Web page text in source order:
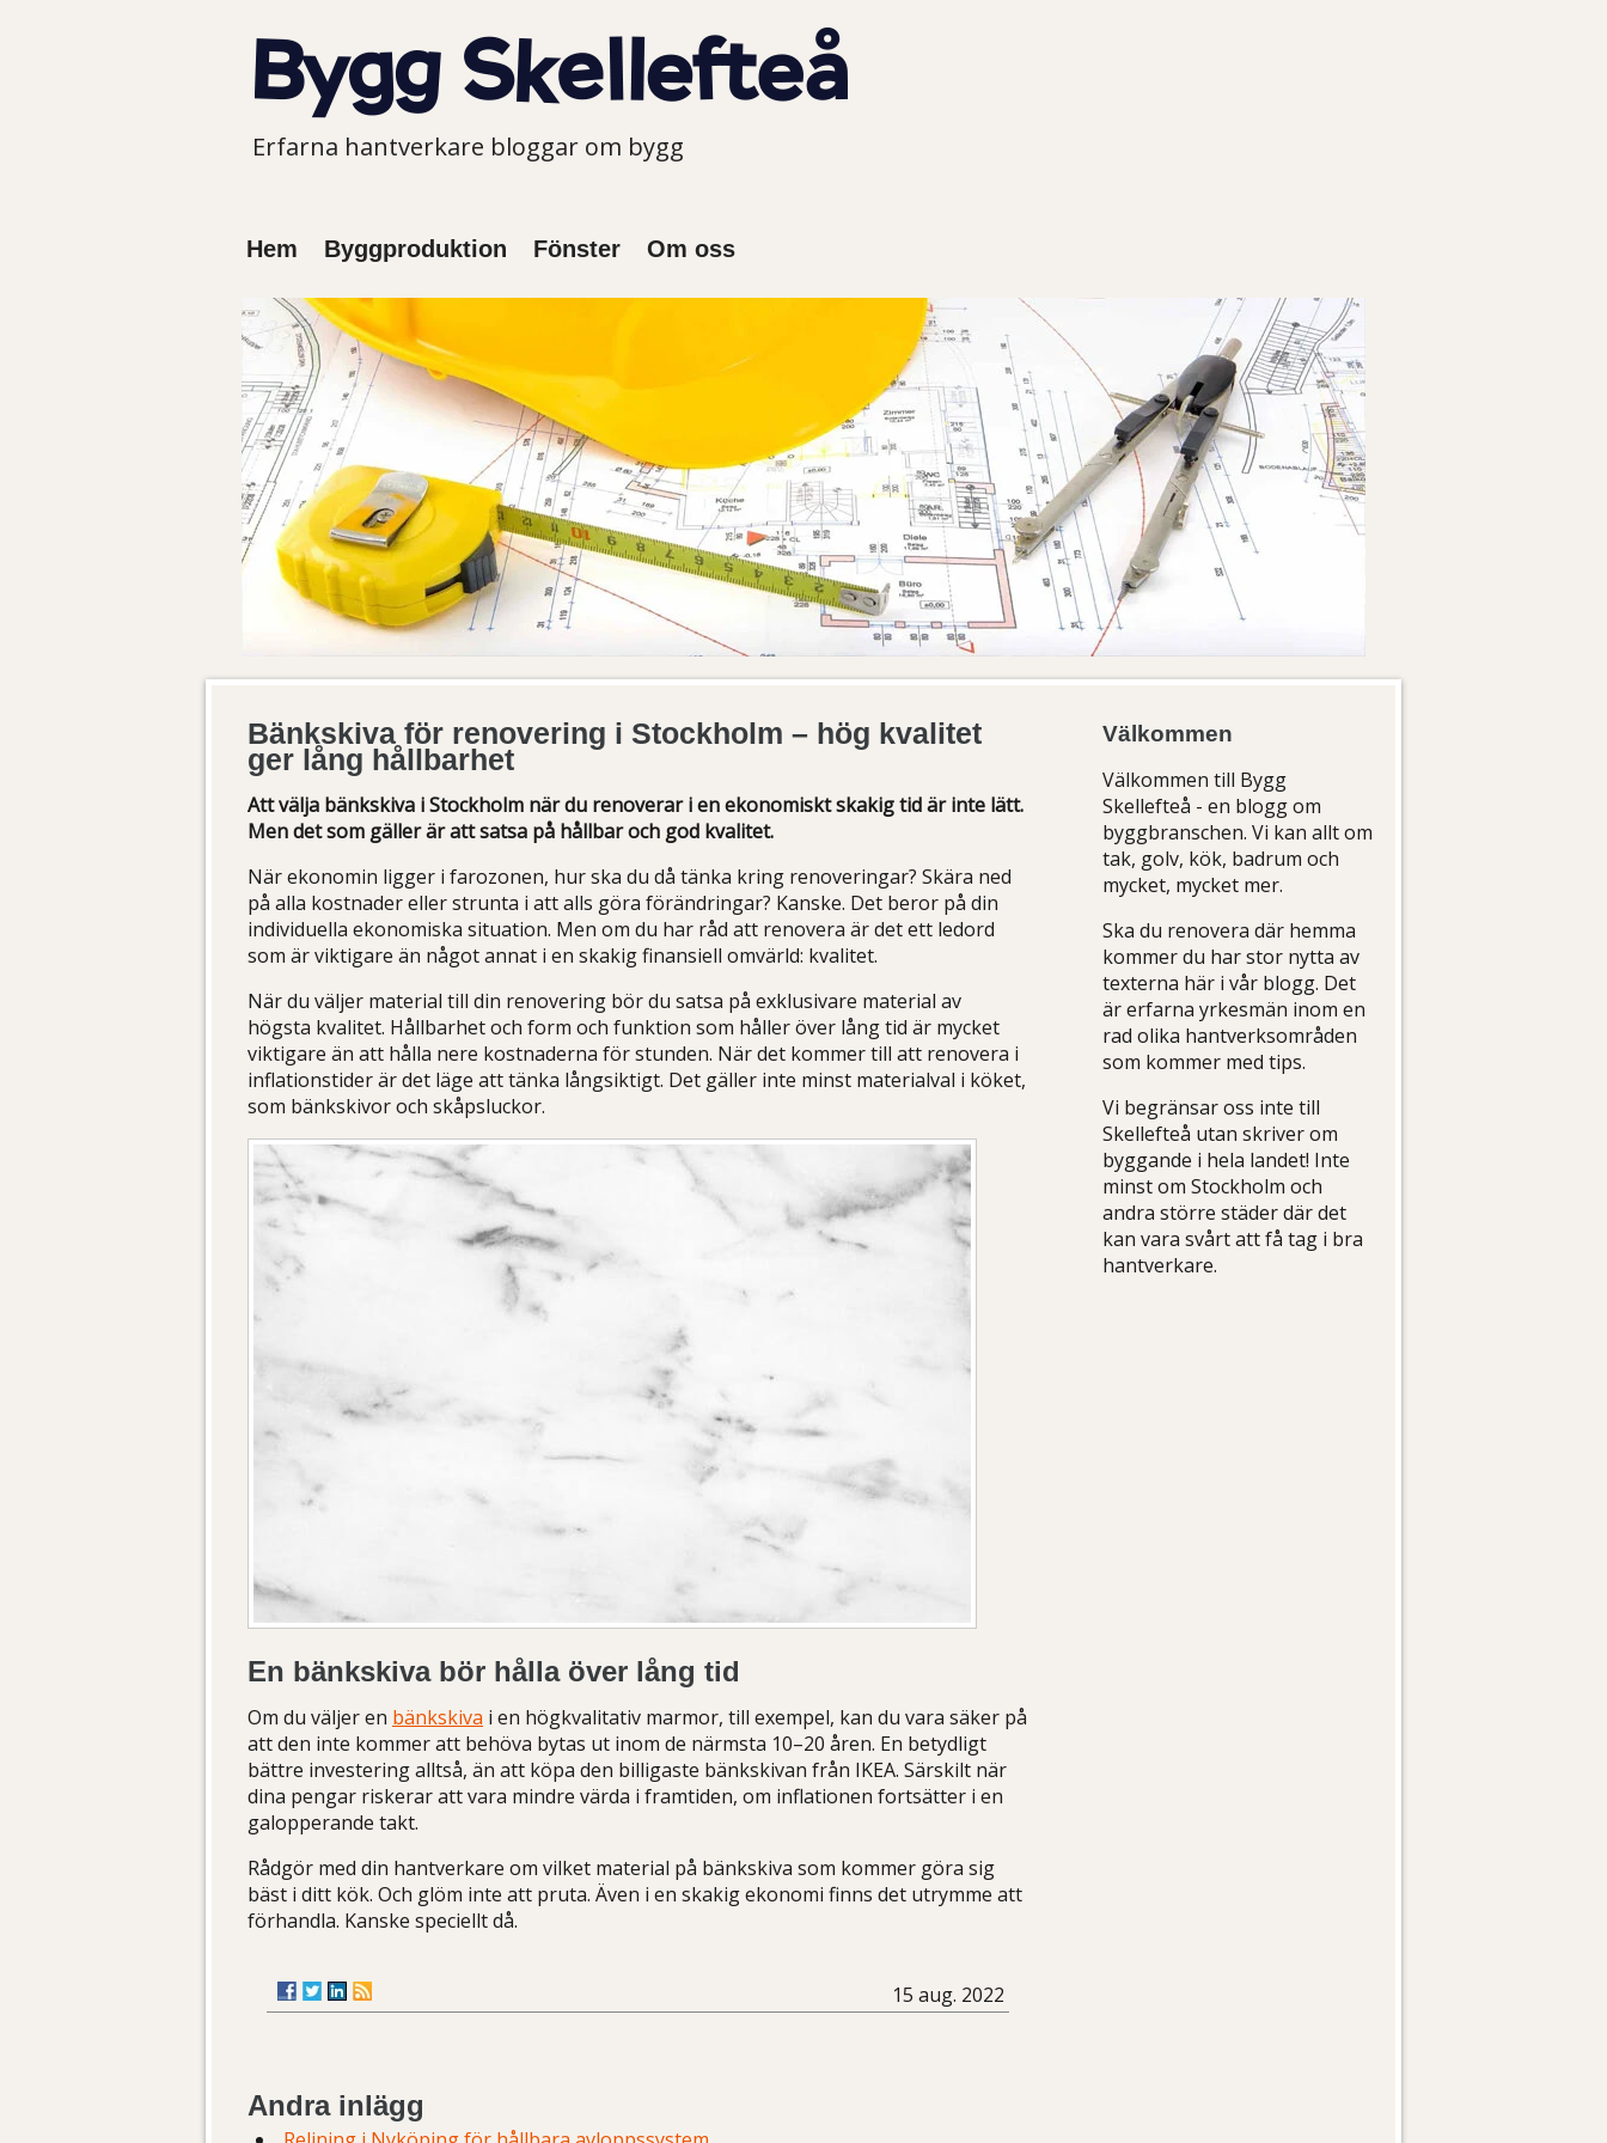
Erfarna hantverkare bloggar om bygg
Hem Byggproduktion Fönster Om oss
Bänkskiva för renovering i Stockholm – hög kvalitet
ger lång hållbarhet
Att välja bänkskiva i Stockholm när du renoverar i en ekonomiskt skakig tid är inte lätt.
Men det som gäller är att satsa på hållbar och god kvalitet.
När ekonomin ligger i farozonen, hur ska du då tänka kring renoveringar? Skära ned
på alla kostnader eller strunta i att alls göra förändringar? Kanske. Det beror på din
individuella ekonomiska situation. Men om du har råd att renovera är det ett ledord
som är viktigare än något annat i en skakig finansiell omvärld: kvalitet.
När du väljer material till din renovering bör du satsa på exklusivare material av
högsta kvalitet. Hållbarhet och form och funktion som håller över lång tid är mycket
viktigare än att hålla nere kostnaderna för stunden. När det kommer till att renovera i
inflationstider är det läge att tänka långsiktigt. Det gäller inte minst materialval i köket,
som bänkskivor och skåpsluckor.
En bänkskiva bör hålla över lång tid
Om du väljer en bänkskiva i en högkvalitativ marmor, till exempel, kan du vara säker på
att den inte kommer att behöva bytas ut inom de närmsta 10–20 åren. En betydligt
bättre investering alltså, än att köpa den billigaste bänkskivan från IKEA. Särskilt när
dina pengar riskerar att vara mindre värda i framtiden, om inflationen fortsätter i en
galopperande takt.
Rådgör med din hantverkare om vilket material på bänkskiva som kommer göra sig
bäst i ditt kök. Och glöm inte att pruta. Även i en skakig ekonomi finns det utrymme att
förhandla. Kanske speciellt då.
15 aug. 2022
Andra inlägg
Välkommen
Välkommen till Bygg
Skellefteå - en blogg om
byggbranschen. Vi kan allt om
tak, golv, kök, badrum och
mycket, mycket mer.
Ska du renovera där hemma
kommer du har stor nytta av
texterna här i vår blogg. Det
är erfarna yrkesmän inom en
rad olika hantverksområden
som kommer med tips.
Vi begränsar oss inte till
Skellefteå utan skriver om
byggande i hela landet! Inte
minst om Stockholm och
andra större städer där det
kan vara svårt att få tag i bra
hantverkare.